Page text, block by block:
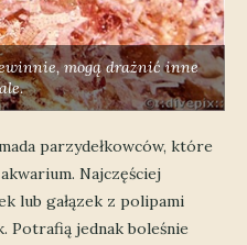
mogą drażnić inne
parzydełkowców, które
Najczęściej
lub gałązek z polipami
Potrafią jednak boleśnie